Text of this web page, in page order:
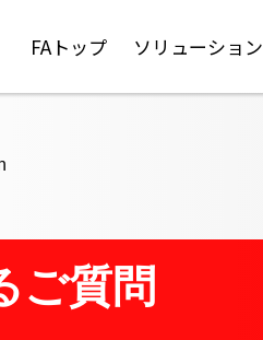
FAトップ ソリューション
ご質問